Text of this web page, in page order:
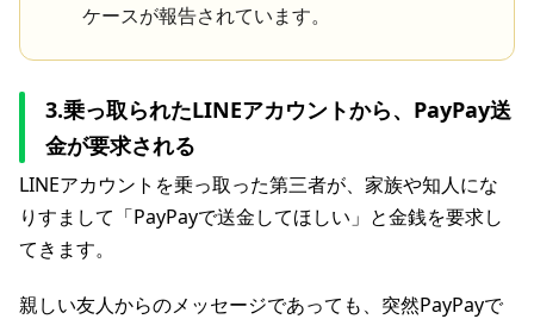
ケースが報告されています。
3.乗っ取られたLINEアカウントから、PayPay送
金が要求される
LINEアカウントを乗っ取った第三者が、家族や知人にな
りすまして「PayPayで送金してほしい」と金銭を要求し
てきます。
親しい友人からのメッセージであっても、突然PayPayで